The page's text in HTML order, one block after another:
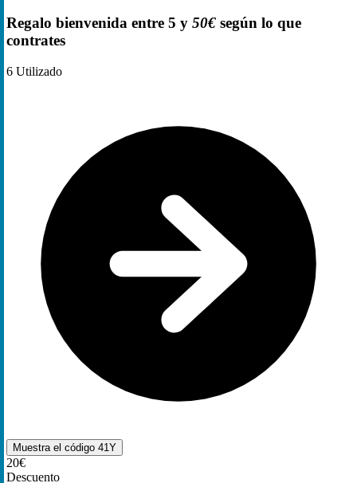
Regalo bienvenida entre 5 y 50€ según lo que
contrates
6 Utilizado
Muestra el código 41Y
20€
Descuento